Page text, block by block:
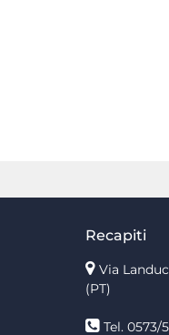
Recapiti
Via
(PT)
Tel. 0573/